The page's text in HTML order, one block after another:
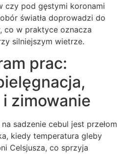
czy pod gęstymi koronami
światła doprowadzi do
co w praktyce oznacza
silniejszym wietrze.
prac:
zimowanie
sadzenie cebul jest przełom
kiedy temperatura gleby
Celsjusza, co sprzyja